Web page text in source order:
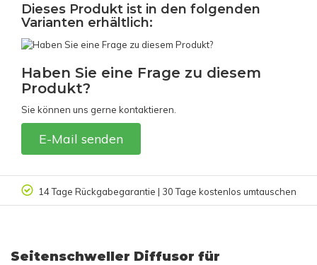
Dieses Produkt ist in den folgenden
Varianten erhältlich:
Haben Sie eine Frage zu diesem
Produkt?
Sie können uns gerne kontaktieren.
E-Mail senden
Kundenbewertung 9.4/10
Seitenschweller Diffusor für